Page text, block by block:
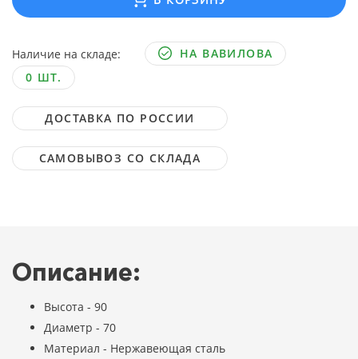
Наличие на складе:
НА ВАВИЛОВА
0 ШТ.
ДОСТАВКА ПО РОССИИ
САМОВЫВОЗ СО СКЛАДА
Описание:
Высота - 90
Диаметр - 70
Материал - Нержавеющая сталь